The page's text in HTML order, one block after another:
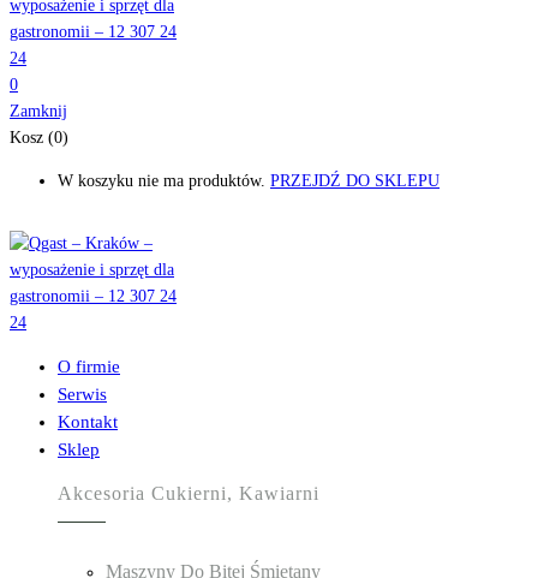
0
Zamknij
Kosz (0)
W koszyku nie ma produktów. PRZEJDŹ DO SKLEPU
O firmie
Serwis
Kontakt
Sklep
Akcesoria Cukierni, Kawiarni
Maszyny Do Bitej Śmietany